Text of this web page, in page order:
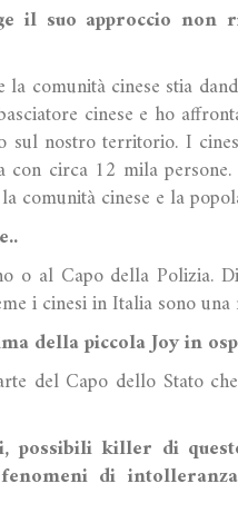
il suo approccio non
comunità cinese stia
cinese e ho
sul nostro territorio. I
con circa 12 mila
comunità cinese e la
o al Capo della Polizia.
i cinesi in Italia sono una
della piccola Joy in
del Capo dello Stato
possibili killer di
di